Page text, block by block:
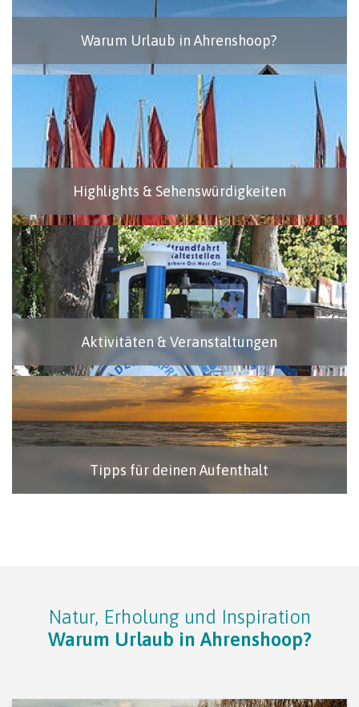
Warum Urlaub in Ahrenshoop?
Highlights & Sehenswürdigkeiten
Aktivitäten & Veranstaltungen
Tipps für deinen Aufenthalt
Natur, Erholung und Inspiration
Warum Urlaub in Ahrenshoop?